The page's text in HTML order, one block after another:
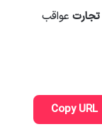
تجارت عواقب
Copy URL